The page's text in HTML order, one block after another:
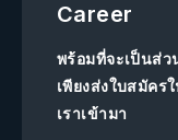
Career
พร้อมที่จะเป็นส่
เพียงส่งใบสมัค
เราเข้ามา